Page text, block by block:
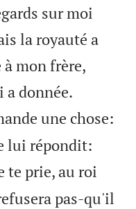
sur moi
la royauté a
mon frère,
a donnée.
une chose:
lui répondit:
te prie, au roi
pas-qu'il